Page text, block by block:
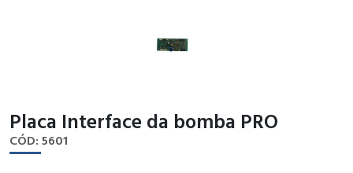
Placa Interface da bomba PRO
CÓD: 5601